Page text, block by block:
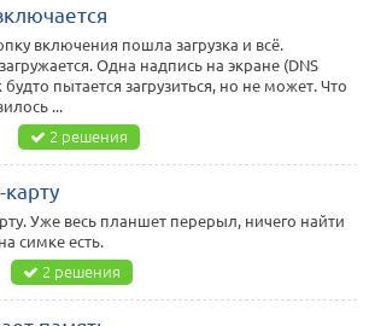
включения пошла загрузка и всё.
Одна надпись на экране (DNS
будто пытается загрузиться, но не может. Что
...
2 решения
Уже весь планшет перерыл, ничего найти
симке есть.
2 решения